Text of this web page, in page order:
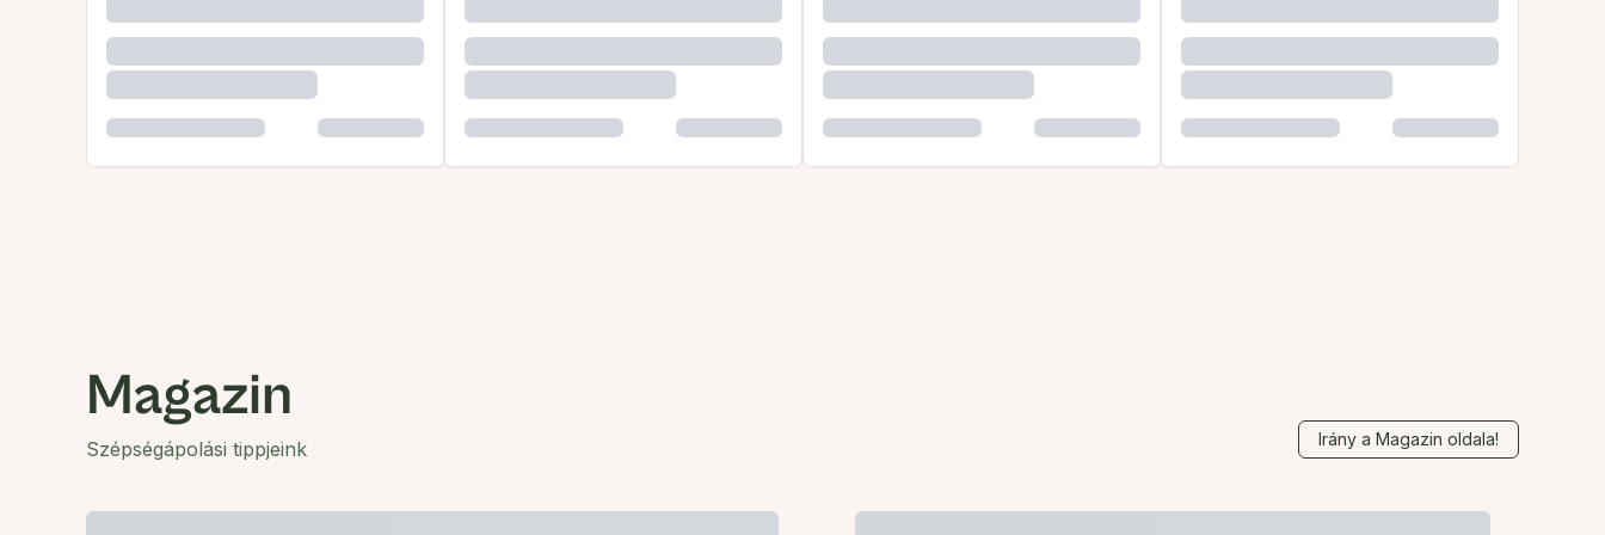
Magazin
Szépségápolási tippjeink Irány a Magazin oldala!